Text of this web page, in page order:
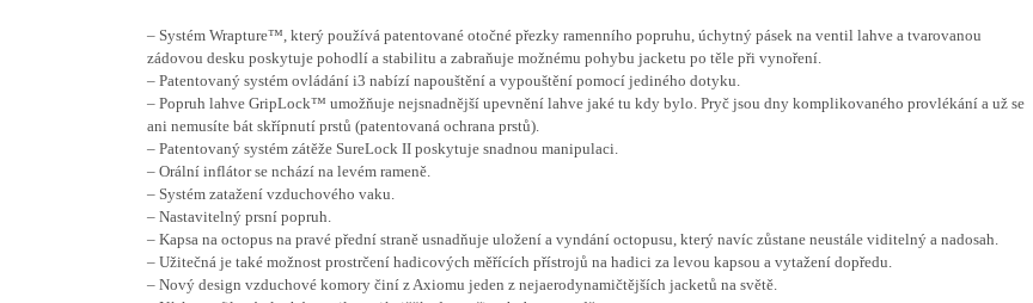
– Systém Wrapture™, který používá patentované otočné přezky ramenního popruhu, úchytný pásek na ventil lahve a tvarovanou
zádovou desku poskytuje pohodlí a stabilitu a zabraňuje možnému pohybu jacketu po těle při vynoření.
– Patentovaný systém ovládání i3 nabízí napouštění a vypouštění pomocí jediného dotyku.
– Popruh lahve GripLock™ umožňuje nejsnadnější upevnění lahve jaké tu kdy bylo. Pryč jsou dny komplikovaného provlékání a už se
ani nemusíte bát skřípnutí prstů (patentovaná ochrana prstů).
– Patentovaný systém zátěže SureLock II poskytuje snadnou manipulaci.
– Orální inflátor se nchází na levém rameně.
– Systém zatažení vzduchového vaku.
– Nastavitelný prsní popruh.
– Kapsa na octopus na pravé přední straně usnadňuje uložení a vyndání octopusu, který navíc zůstane neustále viditelný a nadosah.
– Užitečná je také možnost prostrčení hadicových měřících přístrojů na hadici za levou kapsou a vytažení dopředu.
– Nový design vzduchové komory činí z Axiomu jeden z nejaerodynamičtějších jacketů na světě.